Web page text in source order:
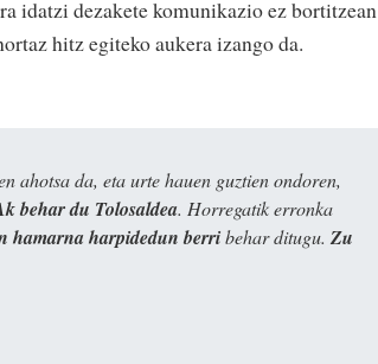
idatzi dezakete komunikazio ez bortitzean
hitz egiteko aukera izango da.
ahotsa da, eta urte hauen guztien ondoren,
behar du Tolosaldea. Horregatik erronka
hamarna harpidedun berribehar ditugu. Zu